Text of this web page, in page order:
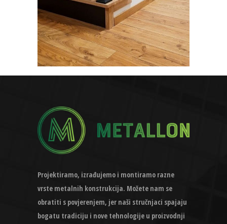
Projektiramo, izrađujemo i montiramo razne
vrste metalnih konstrukcija. Možete nam se
obratiti s povjerenjem, jer naši stručnjaci spajaju
bogatu tradiciju i nove tehnologije u proizvodnji